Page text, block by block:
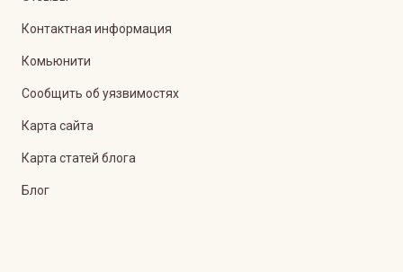
Контактная информация
Комьюнити
Сообщить об уязвимостях
Карта сайта
Карта статей блога
Блог